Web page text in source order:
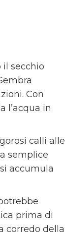
il secchio
Con
l’acqua in
calli alle
semplice
accumula
prima di
corredo della